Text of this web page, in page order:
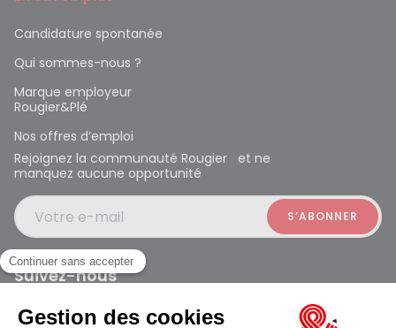
Candidature spontanée
Qui sommes-nous ?
Marque employeur
Rougier&Plé
Nos offres d’emploi
Rejoignez la communauté Rougier et ne
manquez aucune opportunité
Votre e-mail
Suivez-nous